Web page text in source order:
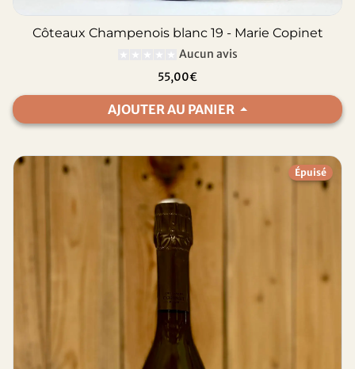
Côteaux Champenois blanc 19 - Marie Copinet
Aucun avis
55,00€
AJOUTER AU PANIER
Épuisé